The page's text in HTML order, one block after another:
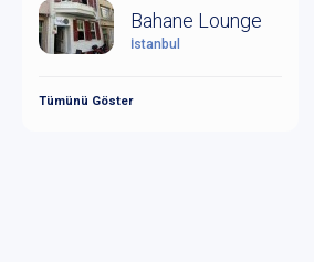
Bahane Lounge
İstanbul
Tümünü Göster